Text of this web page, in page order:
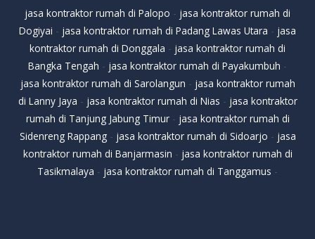
jasa kontraktor rumah di Palopo - jasa kontraktor rumah di
Dogiyai - jasa kontraktor rumah di Padang Lawas Utara - jasa
kontraktor rumah di Donggala - jasa kontraktor rumah di
Bangka Tengah - jasa kontraktor rumah di Payakumbuh -
jasa kontraktor rumah di Sarolangun - jasa kontraktor rumah
di Lanny Jaya - jasa kontraktor rumah di Nias - jasa kontraktor
rumah di Tanjung Jabung Timur- jasa kontraktor rumah di
Sidenreng Rappang- jasa kontraktor rumah di Sidoarjo - jasa
kontraktor rumah di Banjarmasin - jasa kontraktor rumah di
Tasikmalaya - jasa kontraktor rumah di Tanggamus -